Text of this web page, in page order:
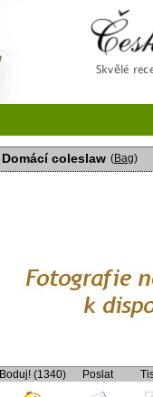
Domácí coleslaw (Bag)
Boduj! (1340) Poslat